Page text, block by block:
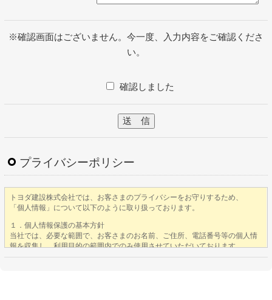
※確認画面はございません。今一度、入力内容をご確認くださ
い。
確認しました
プライバシーポリシー